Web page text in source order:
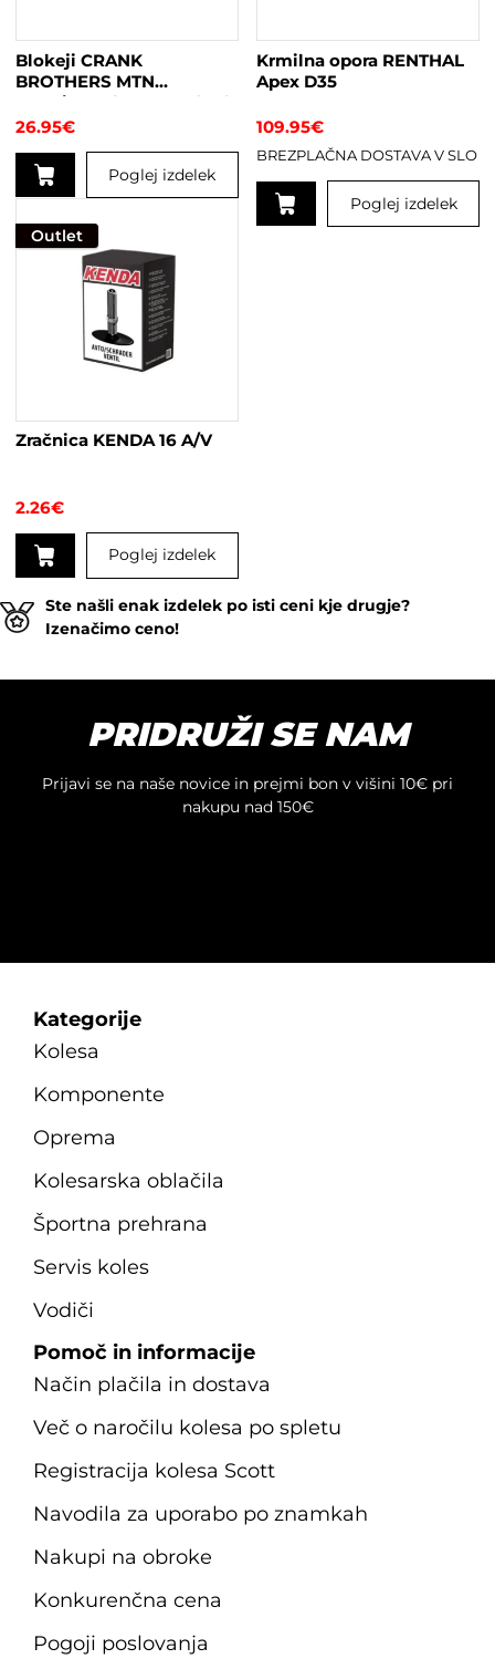
Blokeji CRANK
BROTHERS MTN
Premium Cleat Standard
6°
26.95€
Poglej izdelek
Krmilna opora RENTHAL
Apex D35
109.95€
BREZPLAČNA DOSTAVA V SLO
Poglej izdelek
Outlet
Zračnica KENDA 16 A/V
2.26€
Poglej izdelek
Ste našli enak izdelek po isti ceni kje drugje?
Izenačimo ceno!
PRIDRUŽI SE NAM
Prijavi se na naše novice in prejmi bon v višini 10€ pri
nakupu nad 150€
Kategorije
Kolesa
Komponente
Oprema
Kolesarska oblačila
Športna prehrana
Servis koles
Vodiči
Pomoč in informacije
Način plačila in dostava
Več o naročilu kolesa po spletu
Registracija kolesa Scott
Navodila za uporabo po znamkah
Nakupi na obroke
Konkurenčna cena
Pogoji poslovanja